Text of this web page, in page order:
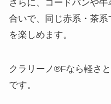
さらに、コードバンや
合いで、同じ赤系・茶
を楽しめます。
クラリーノ®Fなら軽さ
です。